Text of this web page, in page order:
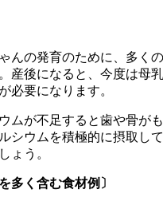
んの発育のために、多く
産後になると、今度は母
必要になります。
ムが不足すると歯や骨が
シウムを積極的に摂取し
ょう。
多く含む食材例〕